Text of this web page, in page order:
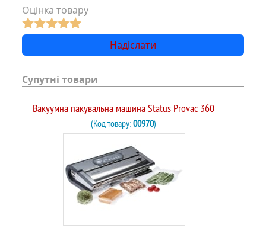
Оцінка товару
Супутні товари
Вакуумна пакувальна машина Status Provac 360
(Код товару:00970)